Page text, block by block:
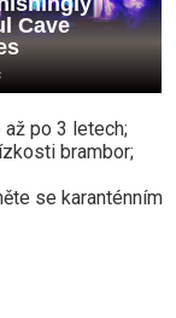
po 3 letech;
brambor;
se karanténním